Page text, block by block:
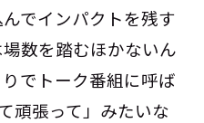
でインパクトを残す
数を踏むほかないん
でトーク番組に呼ば
頑張って」みたいな